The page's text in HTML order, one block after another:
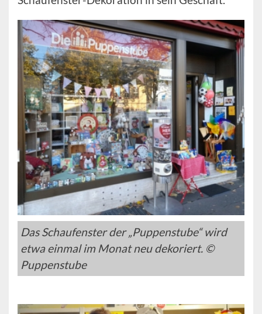
Das Schaufenster der „Puppenstube“ wird
etwa einmal im Monat neu dekoriert. ©
Puppenstube